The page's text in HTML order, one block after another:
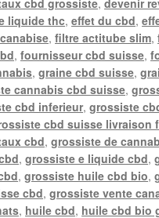
liquide thc,effet du cbd,
,filtre actitube slim,
,fournisseur cbd suisse,
,graine cbd suisse,
cannabis cbd suisse,
cbd inferieur,grossiste
cbd suisse livraison
cbd,grossiste de
,grossiste e liquide cbd,
,grossiste huile cbd bio,
cbd,grossiste vente
, huile cbd, huile cbd bio